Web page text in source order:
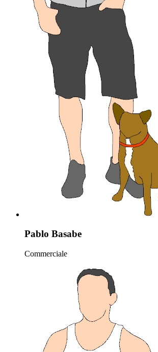
Pablo Basabe
Commerciale